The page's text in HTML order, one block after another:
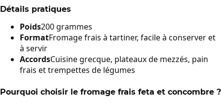
Détails pratiques
Poids200 grammes
FormatFromage frais à tartiner, facile à conserver et
à servir
AccordsCuisine grecque, plateaux de mezzés, pain
frais et trempettes de légumes
Pourquoi choisir le fromage frais feta et concombre ?